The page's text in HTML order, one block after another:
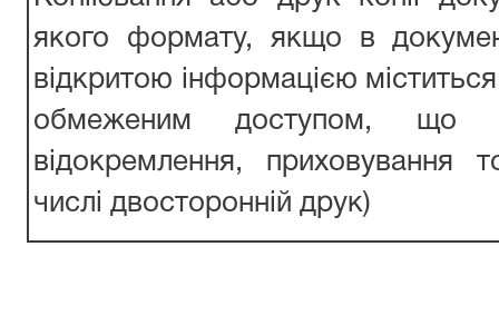
якого формату, якщо в
відкритою інформацією
обмеженим доступом, що
відокремлення, приховування
числі двосторонній друк)